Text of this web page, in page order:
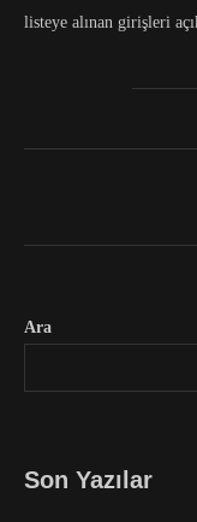
listeye alınan girişleri
Ara
Son Yazılar